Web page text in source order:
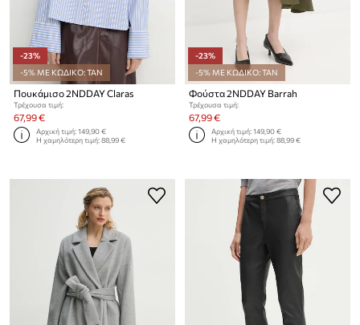
-23%
-5% ΜΕ ΚΩΔΙΚΟ: TAN
Πουκάμισο 2NDDAY Claras
Τρέχουσα τιμή:
67,99 €
Αρχική τιμή:149,90 €
Η χαμηλότερη τιμή:88,99 €
-23%
-5% ΜΕ ΚΩΔΙΚΟ: TAN
Φούστα 2NDDAY Barrah
Τρέχουσα τιμή:
67,99 €
Αρχική τιμή:149,90 €
Η χαμηλότερη τιμή:88,99 €